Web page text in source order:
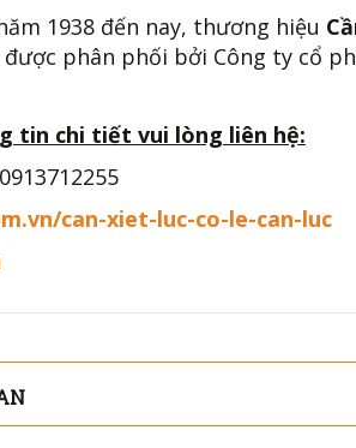
1938 đến nay, thương hiệu
được phân phối bởi Công ty cổ
tin chi tiết vui lòng liên hệ:
can-xiet-luc-co-le-can-luc